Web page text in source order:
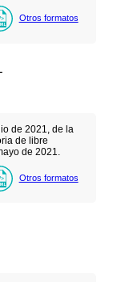
Otros formatos
de 2021, de la
de libre
de 2021.
Otros formatos